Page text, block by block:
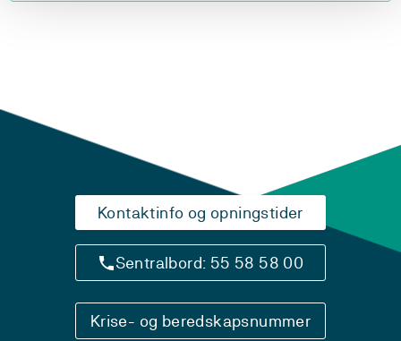
Kontaktinfo og opningstider
Sentralbord: 55 58 58 00
Krise- og beredskapsnummer